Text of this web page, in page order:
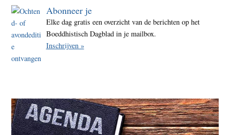
Abonneer je
Elke dag gratis een overzicht van de berichten op het
Boeddhistisch Dagblad in je mailbox.
Inschrijven »